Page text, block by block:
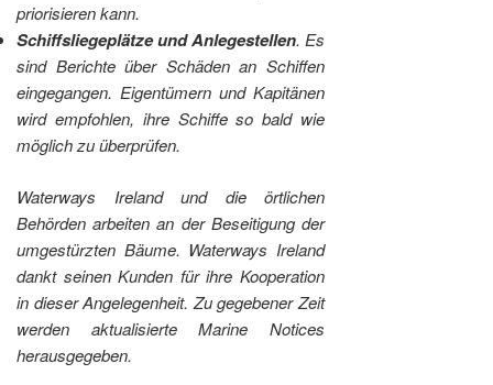
priorisieren kann.
Schiffsliegeplätze und Anlegestellen. Es
sind Berichte über Schäden an Schiffen
eingegangen. Eigentümern und Kapitänen
wird empfohlen, ihre Schiffe so bald wie
möglich zu überprüfen.
Waterways Ireland und die örtlichen
Behörden arbeiten an der Beseitigung der
umgestürzten Bäume. Waterways Ireland
dankt seinen Kunden für ihre Kooperation
in dieser Angelegenheit. Zu gegebener Zeit
werden aktualisierte Marine Notices
herausgegeben.